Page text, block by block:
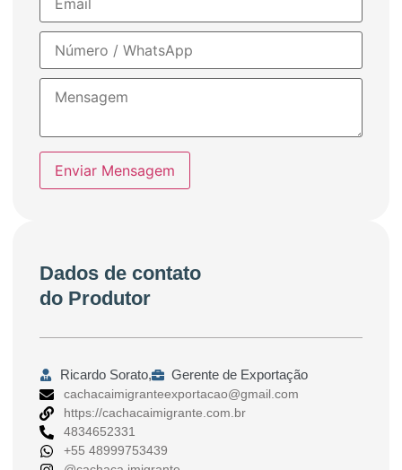
Enviar Mensagem
Dados de contato
do Produtor
Ricardo Sorato, Gerente de Exportação
cachacaimigranteexportacao@gmail.com
https://cachacaimigrante.com.br
4834652331
+55 48999753439